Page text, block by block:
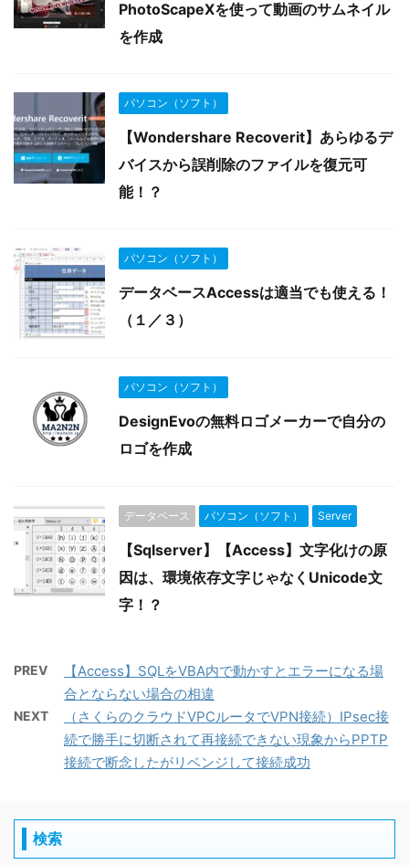
PhotoScapeXを使って動画のサムネイル
を作成
パソコン（ソフト）
【Wondershare Recoverit】あらゆるデ
バイスから誤削除のファイルを復元可
能！？
パソコン（ソフト）
データベースAccessは適当でも使える！
（１／３）
パソコン（ソフト）
DesignEvoの無料ロゴメーカーで自分の
ロゴを作成
データベース パソコン（ソフト） Server
【Sqlserver】【Access】文字化けの原
因は、環境依存文字じゃなくUnicode文
字！？
PREV
【Access】SQLをVBA内で動かすとエラーになる場
合とならない場合の相違
NEXT
（さくらのクラウドVPCルータでVPN接続）IPsec接
続で勝手に切断されて再接続できない現象からPPTP
接続で断念したがリベンジして接続成功
検索